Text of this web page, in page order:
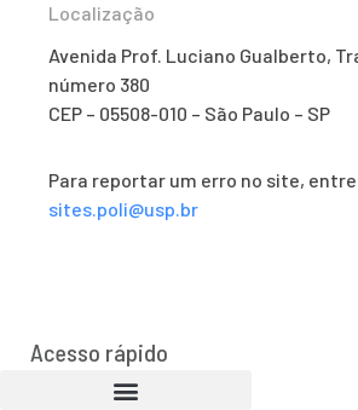
Localização
Avenida Prof. Luciano Gualberto,
número 380
CEP – 05508-010 – São Paulo – SP
Para reportar um erro no site,
sites.poli@usp.br
Acesso rápido